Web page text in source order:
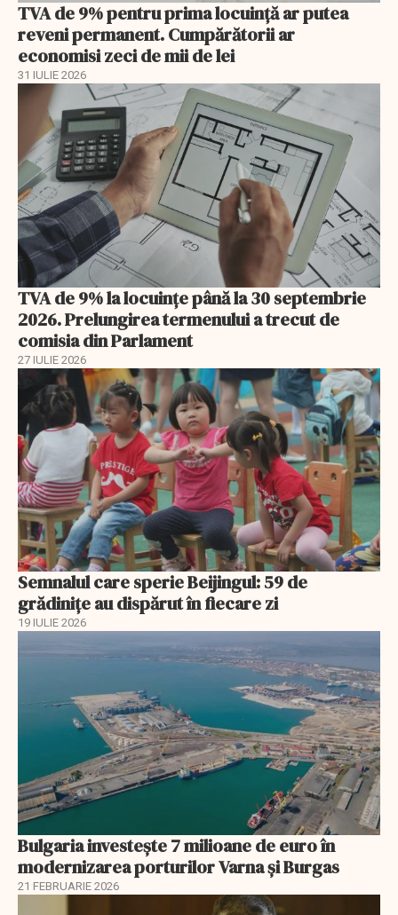
TVA de 9% pentru prima locuință ar putea
reveni permanent. Cumpărătorii ar
economisi zeci de mii de lei
31 IULIE 2026
TVA de 9% la locuințe până la 30 septembrie
2026. Prelungirea termenului a trecut de
comisia din Parlament
27 IULIE 2026
Semnalul care sperie Beijingul: 59 de
grădinițe au dispărut în fiecare zi
19 IULIE 2026
Bulgaria investește 7 milioane de euro în
modernizarea porturilor Varna și Burgas
21 FEBRUARIE 2026